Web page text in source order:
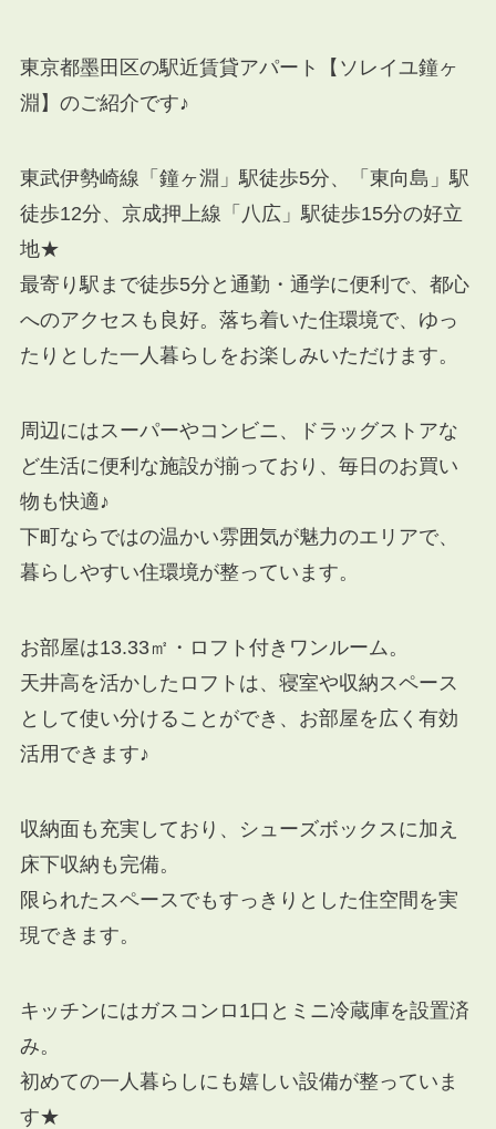
東京都墨田区の駅近賃貸アパート【ソレイユ鐘ヶ
淵】のご紹介です♪
東武伊勢崎線「鐘ヶ淵」駅徒歩5分、「東向島」駅
徒歩12分、京成押上線「八広」駅徒歩15分の好立
地★
最寄り駅まで徒歩5分と通勤・通学に便利で、都心
へのアクセスも良好。落ち着いた住環境で、ゆっ
たりとした一人暮らしをお楽しみいただけます。
周辺にはスーパーやコンビニ、ドラッグストアな
ど生活に便利な施設が揃っており、毎日のお買い
物も快適♪
下町ならではの温かい雰囲気が魅力のエリアで、
暮らしやすい住環境が整っています。
お部屋は13.33㎡・ロフト付きワンルーム。
天井高を活かしたロフトは、寝室や収納スペース
として使い分けることができ、お部屋を広く有効
活用できます♪
収納面も充実しており、シューズボックスに加え
床下収納も完備。
限られたスペースでもすっきりとした住空間を実
現できます。
キッチンにはガスコンロ1口とミニ冷蔵庫を設置済
み。
初めての一人暮らしにも嬉しい設備が整っていま
す★